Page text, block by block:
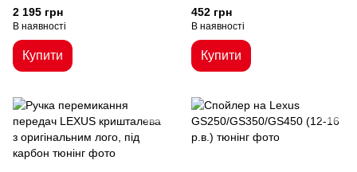
2 195 грн
В наявності
Купити
452 грн
В наявності
Купити